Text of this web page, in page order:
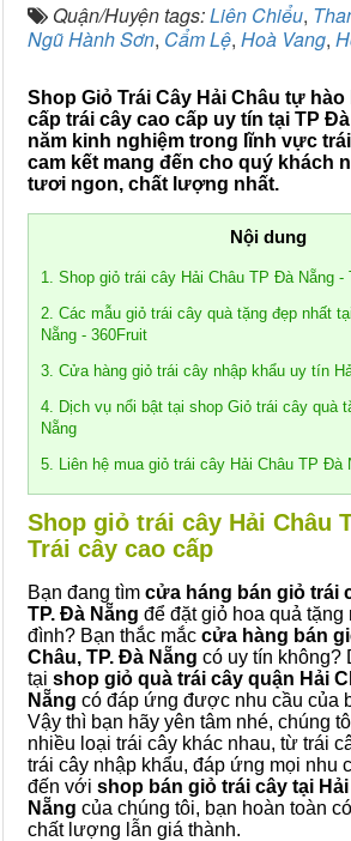
Quận/Huyện tags:Liên Chiểu,
Ngũ Hành Sơn, Cẩm Lệ, Hoà Vang,
Shop Giỏ Trái Cây Hải Châu tự
cấp trái cây cao cấp uy tín tại TP
năm kinh nghiệm trong lĩnh vực
cam kết mang đến cho quý khách
tươi ngon, chất lượng nhất.
Nội dung
1. Shop giỏ trái cây Hải Châu TP Đà Nẵng -
2. Các mẫu giỏ trái cây quà tặng đẹp nhất
Nẵng - 360Fruit
3. Cửa hàng giỏ trái cây nhập khẩu uy tín
4. Dịch vụ nổi bật tại shop Giỏ trái cây quà
Nẵng
5. Liên hệ mua giỏ trái cây Hải Châu TP Đà
Shop giỏ trái cây Hải Châu
Trái cây cao cấp
Bạn đang tìm cửa háng bán giỏ trái
TP. Đà Nẵng để đặt giỏ hoa quả
đình? Bạn thắc mắc cửa hàng bán
Châu, TP. Đà Nẵng có uy tín không?
tại shop giỏ quà trái cây quận Hải
Nẵng có đáp ứng được nhu cầu của
Vậy thì bạn hãy yên tâm nhé, chúng
nhiều loại trái cây khác nhau, từ trái
trái cây nhập khẩu, đáp ứng mọi nhu
đến với shop bán giỏ trái cây tại
Nẵng của chúng tôi, bạn hoàn toàn
chất lượng lẫn giá thành.